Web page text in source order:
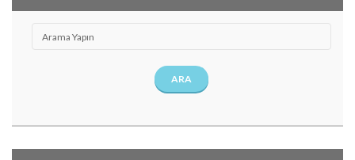
ARA